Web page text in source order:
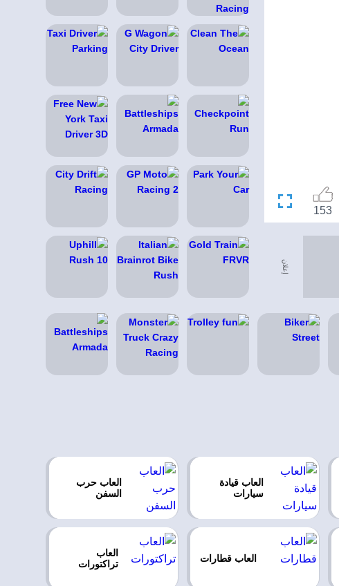
153
إعلان
العاب قيادة
سيارات
العاب حرب
السفن
العاب قطارات
العاب
تراكتورات